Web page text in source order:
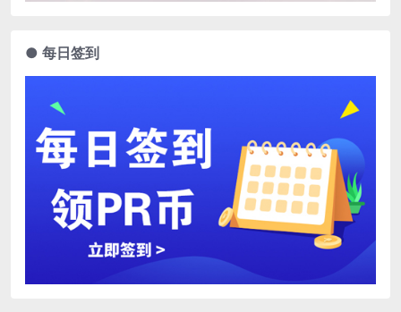
● 每日签到